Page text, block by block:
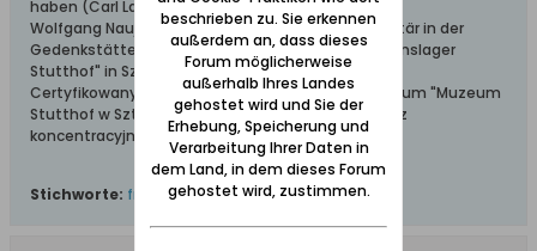
haben (Carl Lange)
Wolfgang Naujocks: Zertifizierter Führer und Volontär in der
Gedenkstätte/Museum "Deutsches Konzentrationslager
Stutthof" in Sztutowo
Certyfikowany przewodnik i wolontariusz po muzeum "Muzeum
Stutthof w Sztutowie - Niemiecki nazistowski obóz
koncentracyjny i zagłady"
Stichworte: friedhof,lutheraner
beschrieben zu. Sie erkennen
außerdem an, dass dieses
Forum möglicherweise
außerhalb Ihres Landes
gehostet wird und Sie der
Erhebung, Speicherung und
Verarbeitung Ihrer Daten in
dem Land, in dem dieses Forum
gehostet wird, zustimmen.